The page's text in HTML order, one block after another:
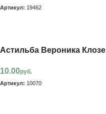
Артикул: 19462
Астильба Вероника Клозе
10.00руб.
Артикул: 10070